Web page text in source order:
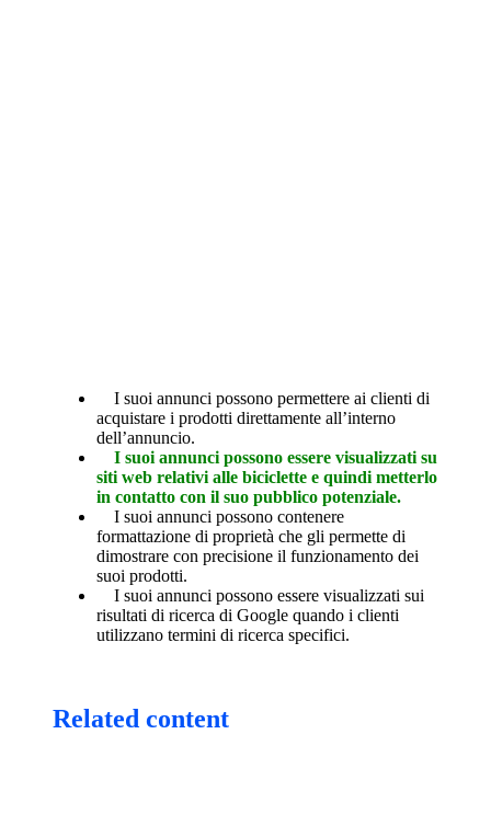
I suoi annunci possono permettere ai clienti di
acquistare i prodotti direttamente all’interno
dell’annuncio.
I suoi annunci possono essere visualizzati su
siti web relativi alle biciclette e quindi metterlo
in contatto con il suo pubblico potenziale.
I suoi annunci possono contenere
formattazione di proprietà che gli permette di
dimostrare con precisione il funzionamento dei
suoi prodotti.
I suoi annunci possono essere visualizzati sui
risultati di ricerca di Google quando i clienti
utilizzano termini di ricerca specifici.
Related content